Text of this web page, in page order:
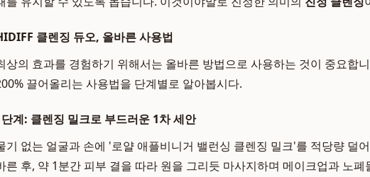
클렌징 듀오, 올바른 사용법
상의 효과를 경험하기 위해서는 올바른 방법으로 사용하는 것이 중요합
끌어올리는 사용법을 단계별로 알아봅시다.
계: 클렌징 밀크로 부드러운 1차 세안
기 없는 얼굴과 손에 '로얄 애플비니거 밸런싱 클렌징 밀크'를 적당량 덜
른 후, 약 1분간 피부 결을 따라 원을 그리듯 마사지하며 메이크업과 노